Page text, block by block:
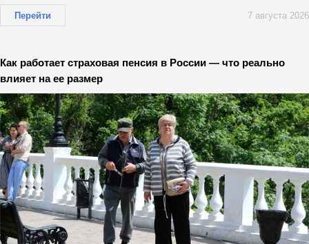
Перейти 7 августа 2026
Как работает страховая пенсия в России — что реально
влияет на ее размер